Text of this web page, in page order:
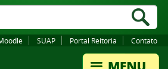
SUAP Portal Reitoria Contato